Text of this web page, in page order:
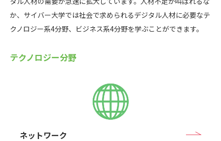
か、サイバー大学では社会で求められるデジタル人材に必要なテ
クノロジー系4分野、ビジネス系4分野を学ぶことができます。
テクノロジー分野
ネットワーク